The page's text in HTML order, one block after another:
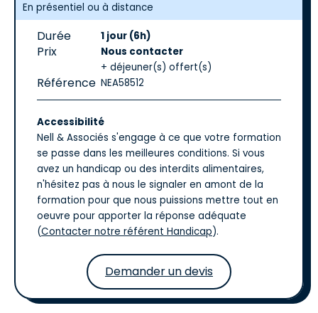
En présentiel ou à distance
Durée 1 jour (6h)
Prix
Nous contacter
+ déjeuner(s) offert(s)
Référence NEA58512
Accessibilité
Nell & Associés s'engage à ce que votre formation
se passe dans les meilleures conditions. Si vous
avez un handicap ou des interdits alimentaires,
n'hésitez pas à nous le signaler en amont de la
formation pour que nous puissions mettre tout en
oeuvre pour apporter la réponse adéquate
(Contacter notre référent Handicap).
Demander un devis